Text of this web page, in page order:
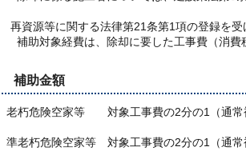
等に関する法律第21条第1項の登録を受け
補助対象経費は、除却に要した工事費（消費
補助金額
老朽危険空家等 対象工事費の2分の1（通常
準老朽危険空家等 対象工事費の2分の1（